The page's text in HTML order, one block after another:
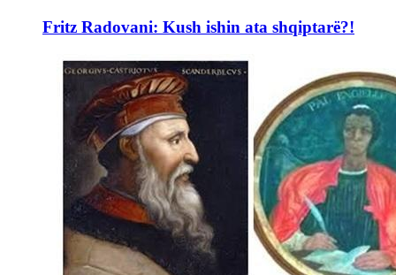
Fritz Radovani: Kush ishin ata shqiptarë?!